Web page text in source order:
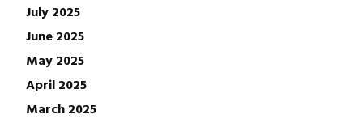
July 2025
June 2025
May 2025
April 2025
March 2025